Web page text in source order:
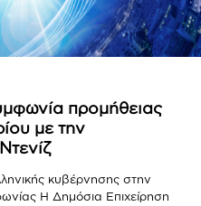
προμήθειας
με την
κυβέρνησης στην
Η Δημόσια Επιχείρηση